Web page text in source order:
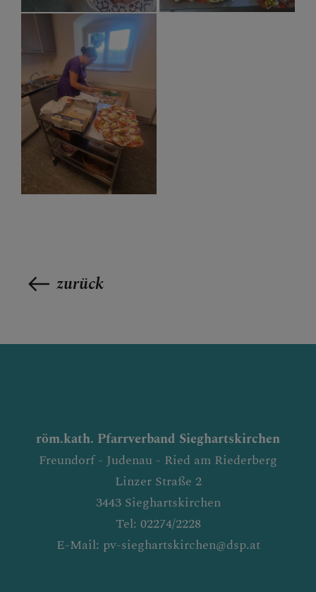
zurück
röm.kath. Pfarrverband Sieghartskirchen
Freundorf - Judenau - Ried am Riederberg
Linzer Straße 2
3443 Sieghartskirchen
Tel: 02274/2228
E-Mail: pv-sieghartskirchen@dsp.at